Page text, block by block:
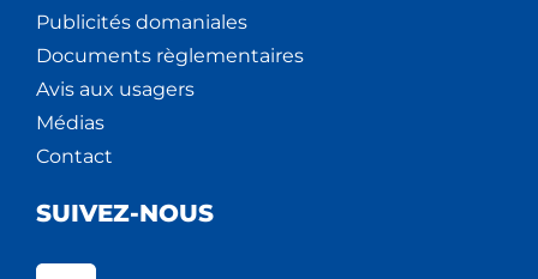
Publicités domaniales
Documents règlementaires
Avis aux usagers
Médias
Contact
SUIVEZ-NOUS